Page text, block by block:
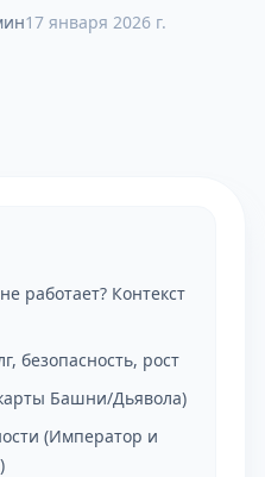
17 января 2026 г.
работает? Контекст
безопасность, рост
Башни/Дьявола)
(Император и